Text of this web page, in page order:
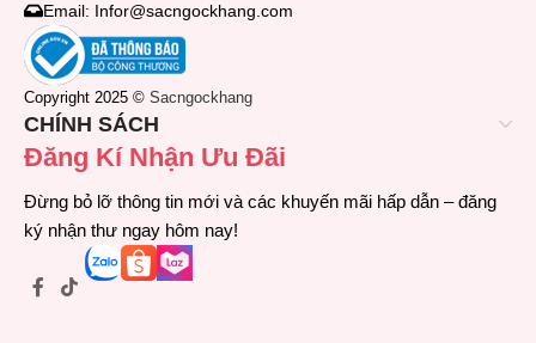
Email: Infor@sacngockhang.com
Copyright 2025 © Sacngockhang
CHÍNH SÁCH
Đăng Kí Nhận Ưu Đãi
Đừng bỏ lỡ thông tin mới và các khuyến mãi hấp dẫn – đăng
ký nhận thư ngay hôm nay!